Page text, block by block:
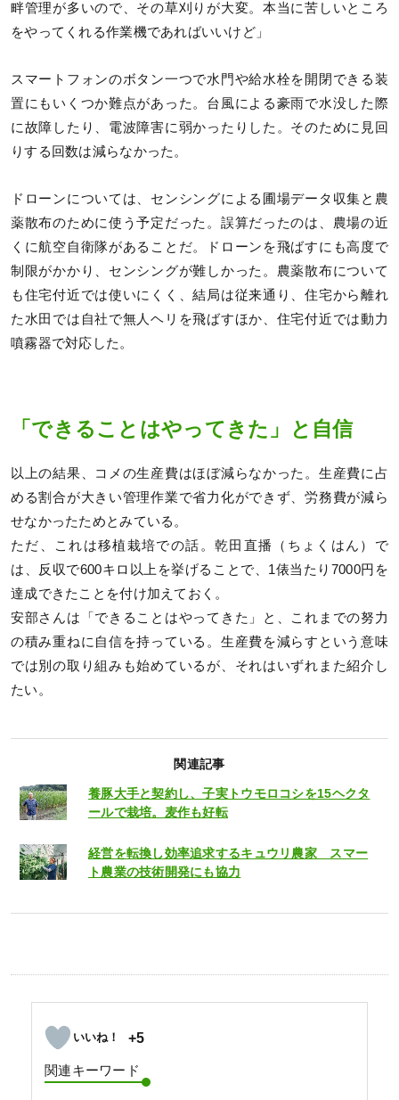
畔管理が多いので、その草刈りが大変。本当に苦しいところ
をやってくれる作業機であればいいけど」
スマートフォンのボタン一つで水門や給水栓を開閉できる装
置にもいくつか難点があった。台風による豪雨で水没した際
に故障したり、電波障害に弱かったりした。そのために見回
りする回数は減らなかった。
ドローンについては、センシングによる圃場データ収集と農
薬散布のために使う予定だった。誤算だったのは、農場の近
くに航空自衛隊があることだ。ドローンを飛ばすにも高度で
制限がかかり、センシングが難しかった。農薬散布について
も住宅付近では使いにくく、結局は従来通り、住宅から離れ
た水田では自社で無人ヘリを飛ばすほか、住宅付近では動力
噴霧器で対応した。
「できることはやってきた」と自信
以上の結果、コメの生産費はほぼ減らなかった。生産費に占
める割合が大きい管理作業で省力化ができず、労務費が減ら
せなかったためとみている。
ただ、これは移植栽培での話。乾田直播（ちょくはん）で
は、反収で600キロ以上を挙げることで、1俵当たり7000円を
達成できたことを付け加えておく。
安部さんは「できることはやってきた」と、これまでの努力
の積み重ねに自信を持っている。生産費を減らすという意味
では別の取り組みも始めているが、それはいずれまた紹介し
たい。
関連記事
養豚大手と契約し、子実トウモロコシを15ヘクタ
ールで栽培。麦作も好転
経営を転換し効率追求するキュウリ農家 スマー
ト農業の技術開発にも協力
+5
関連キーワード